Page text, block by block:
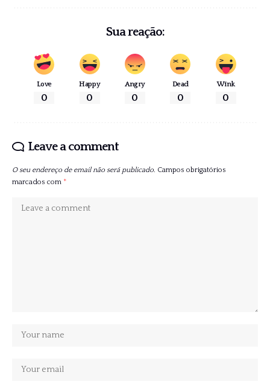
Sua reação:
Love
0
Happy
0
Angry
0
Dead
0
Wink
0
Leave a comment
O seu endereço de email não será publicado. Campos obrigatórios
marcados com *